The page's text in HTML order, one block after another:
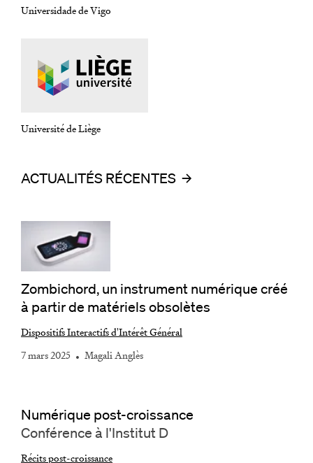
Universidade de Vigo
Université de Liège
ACTUALITÉS RÉCENTES
Zombichord, un instrument numérique créé
à partir de matériels obsolètes
Dispositifs Interactifs d'Intérêt Général
7 mars 2025
Magali Anglès
Numérique post-croissance
Conférence à l'Institut D
Récits post-croissance